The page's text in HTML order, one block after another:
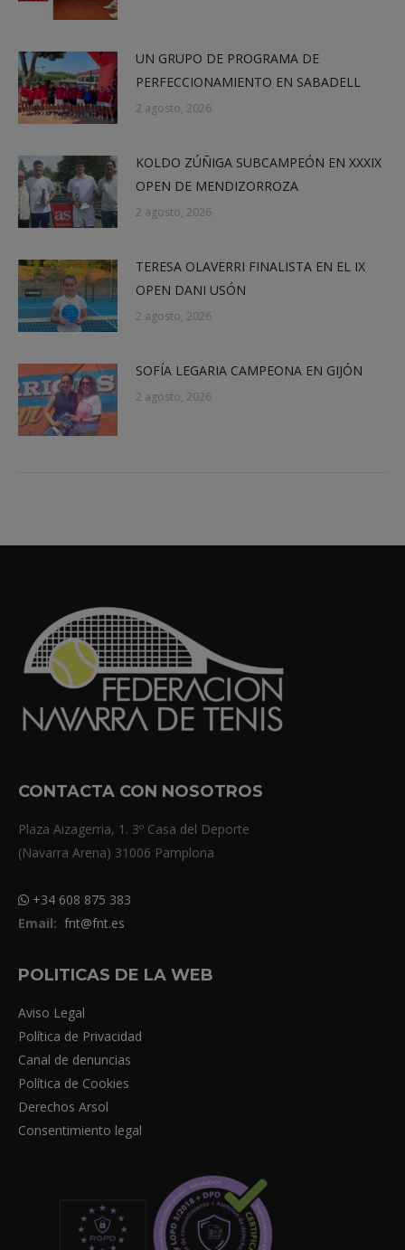
UN GRUPO DE PROGRAMA DE
PERFECCIONAMIENTO EN SABADELL
2 agosto, 2026
KOLDO ZÚÑIGA SUBCAMPEÓN EN XXXIX
OPEN DE MENDIZORROZA
2 agosto, 2026
TERESA OLAVERRI FINALISTA EN EL IX
OPEN DANI USÓN
2 agosto, 2026
SOFÍA LEGARIA CAMPEONA EN GIJÓN
2 agosto, 2026
CONTACTA CON NOSOTROS
Plaza Aizagerria, 1. 3º Casa del Deporte
(Navarra Arena) 31006 Pamplona
+34 608 875 383
Email: fnt@fnt.es
POLITICAS DE LA WEB
Aviso Legal
Política de Privacidad
Canal de denuncias
Política de Cookies
Derechos Arsol
Consentimiento legal